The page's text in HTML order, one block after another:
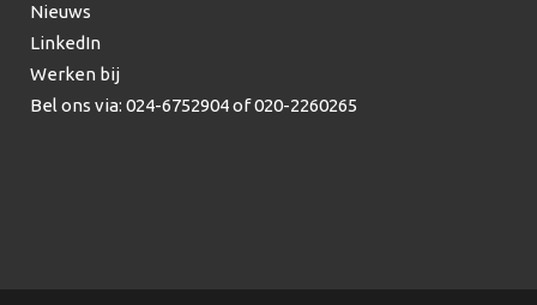
Nieuws
LinkedIn
Werken bij
Bel ons via: 024-6752904of 020-2260265